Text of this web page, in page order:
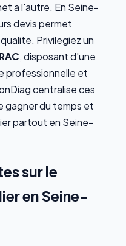
a l'autre. En Seine-
devis permet
Privilegiez un
, disposant d'une
professionnelle et
centralise ces
gagner du temps et
partout en Seine-
sur le
en Seine-